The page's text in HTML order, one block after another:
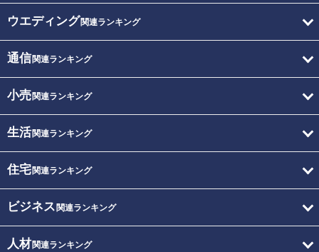
ウエディング関連ランキング
通信関連ランキング
小売関連ランキング
生活関連ランキング
住宅関連ランキング
ビジネス 関連ランキング
人材関連ランキング